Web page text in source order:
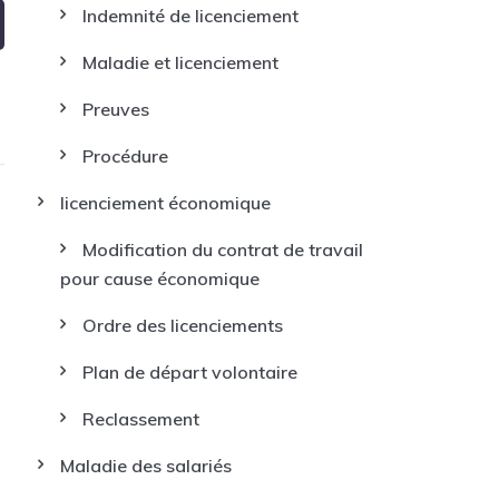
Indemnité de licenciement
Maladie et licenciement
Preuves
Procédure
licenciement économique
Modification du contrat de travail
pour cause économique
Ordre des licenciements
Plan de départ volontaire
Reclassement
Maladie des salariés